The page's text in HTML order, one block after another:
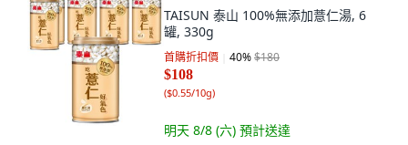
TAISUN 泰山 100%無添加薏仁湯, 6
罐, 330g
首購折扣價 40%$180
$108
($0.55/10g)
明天 8/8 (六) 預計送達